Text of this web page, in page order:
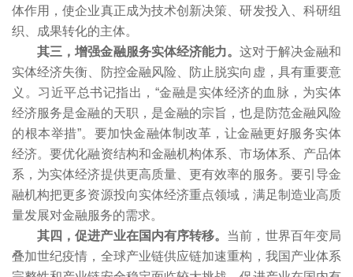
体作用，使企业真正成为技术创新决策、研发投入、科研组
织、成果转化的主体。
其三，增强金融服务实体经济能力。这对于解决金融和
实体经济失衡、防控金融风险、防止脱实向虚，具有重要意
义。习近平总书记指出，“金融是实体经济的血脉，为实体
经济服务是金融的天职，是金融的宗旨，也是防范金融风险
的根本举措”。要加快金融体制改革，让金融更好服务实体
经济。要优化融资结构和金融机构体系、市场体系、产品体
系，为实体经济提供更高质量、更有效率的服务。要引导金
融机构把更多资源投向实体经济重点领域，满足制造业高质
量发展对金融服务的需求。
其四，促进产业在国内有序转移。 当前，世界百年变局
叠加世纪疫情，全球产业链供应链加速重构，我国产业体系